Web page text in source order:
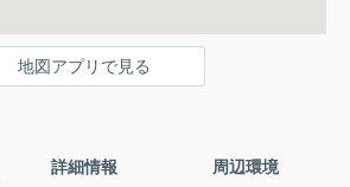
地図アプリで見る
詳細情報 周辺環境